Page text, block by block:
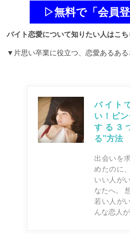
▷無料で「会員
バイト恋愛について知りたい人はこ
▼片思い卒業に役立つ、恋愛あるある
バイト
い！ピ
する３
る”方法
出会いを
めたのに
いい人が
なたへ。
若い人が
んな恋人